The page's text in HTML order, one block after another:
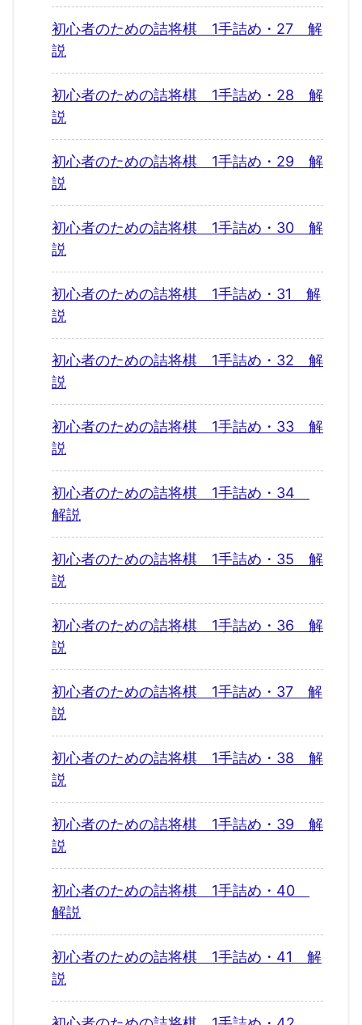
初心者のための詰将棋 1手詰め・27 解
説
初心者のための詰将棋 1手詰め・28 解
説
初心者のための詰将棋 1手詰め・29 解
説
初心者のための詰将棋 1手詰め・30 解
説
初心者のための詰将棋 1手詰め・31 解
説
初心者のための詰将棋 1手詰め・32 解
説
初心者のための詰将棋 1手詰め・33 解
説
初心者のための詰将棋 1手詰め・34
解説
初心者のための詰将棋 1手詰め・35 解
説
初心者のための詰将棋 1手詰め・36 解
説
初心者のための詰将棋 1手詰め・37 解
説
初心者のための詰将棋 1手詰め・38 解
説
初心者のための詰将棋 1手詰め・39 解
説
初心者のための詰将棋 1手詰め・40
解説
初心者のための詰将棋 1手詰め・41 解
説